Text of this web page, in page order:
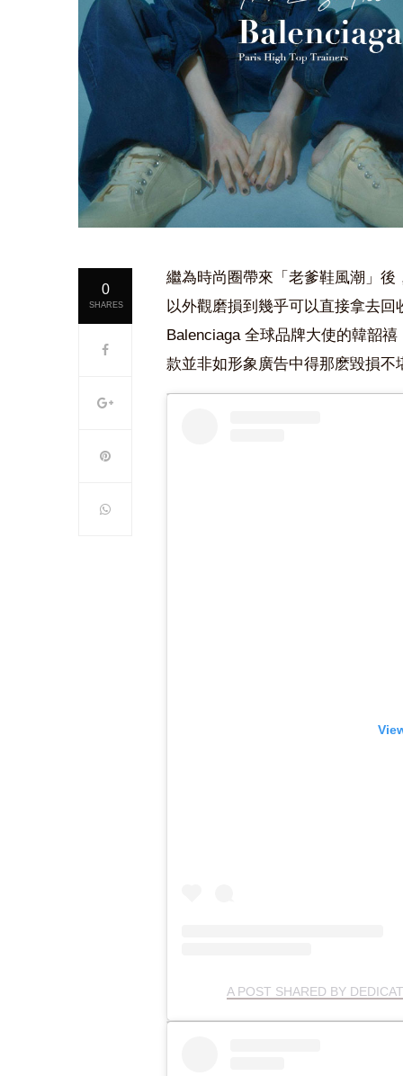
0
SHARES
繼為時尚圈帶來「老爹鞋風潮」後
以外觀磨損到幾乎可以直接拿去
Balenciaga 全球品牌大使的韓韶禧
款並非如形象廣告中得那麽毀損
A POST SHARED BY